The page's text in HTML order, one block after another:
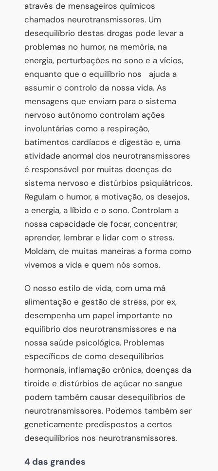
através de mensageiros químicos
chamados neurotransmissores. Um
desequilíbrio destas drogas pode levar a
problemas no humor, na memória, na
energia, perturbações no sono e a vícios,
enquanto que o equilíbrio nos ajuda a
assumir o controlo da nossa vida. As
mensagens que enviam para o sistema
nervoso autónomo controlam ações
involuntárias como a respiração,
batimentos cardíacos e digestão e, uma
atividade anormal dos neurotransmissores
é responsável por muitas doenças do
sistema nervoso e distúrbios psiquiátricos.
Regulam o humor, a motivação, os desejos,
a energia, a líbido e o sono. Controlam a
nossa capacidade de focar, concentrar,
aprender, lembrar e lidar com o stress.
Moldam, de muitas maneiras a forma como
vivemos a vida e quem nós somos.
O nosso estilo de vida, com uma má
alimentação e gestão de stress, por ex,
desempenha um papel importante no
equilíbrio dos neurotransmissores e na
nossa saúde psicológica. Problemas
específicos de como desequilíbrios
hormonais, inflamação crónica, doenças da
tiroide e distúrbios de açúcar no sangue
podem também causar desequilíbrios de
neurotransmissores. Podemos também ser
geneticamente predispostos a certos
desequilíbrios nos neurotransmissores.
4 das grandes